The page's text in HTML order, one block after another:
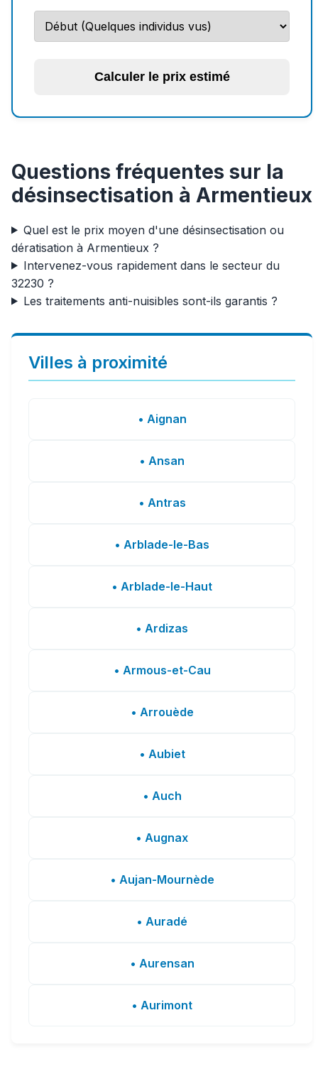
Calculer le prix estimé
Questions fréquentes sur la
désinsectisation à Armentieux
Quel est le prix moyen d'une désinsectisation ou
dératisation à Armentieux ?
Intervenez-vous rapidement dans le secteur du
32230 ?
Les traitements anti-nuisibles sont-ils garantis ?
Villes à proximité
• Aignan
• Ansan
• Antras
• Arblade-le-Bas
• Arblade-le-Haut
• Ardizas
• Armous-et-Cau
• Arrouède
• Aubiet
• Auch
• Augnax
• Aujan-Mournède
• Auradé
• Aurensan
• Aurimont